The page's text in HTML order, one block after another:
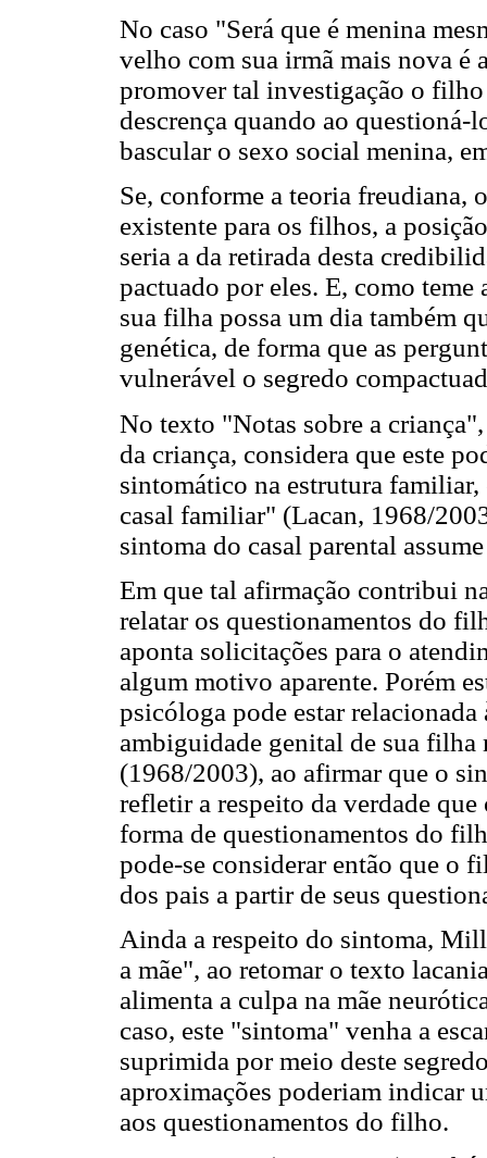
No caso "Será que é menina
velho com sua irmã mais nova é
promover tal investigação o
descrença quando ao
bascular o sexo social menina,
Se, conforme a teoria freudiana,
existente para os filhos, a
seria a da retirada desta
pactuado por eles. E, como teme
sua filha possa um dia também
genética, de forma que as
vulnerável o segredo
No texto "Notas sobre a
da criança, considera que este
sintomático na estrutura
casal familiar" (Lacan, 1968/
sintoma do casal parental
Em que tal afirmação contribui
relatar os questionamentos do
aponta solicitações para o
algum motivo aparente. Porém
psicóloga pode estar relacionada
ambiguidade genital de sua
(1968/2003), ao afirmar que o
refletir a respeito da verdade que
forma de questionamentos do
pode-se considerar então que o
dos pais a partir de seus
Ainda a respeito do sintoma,
a mãe", ao retomar o texto
alimenta a culpa na mãe
caso, este "sintoma" venha a
suprimida por meio deste
aproximações poderiam indicar
aos questionamentos do filho.